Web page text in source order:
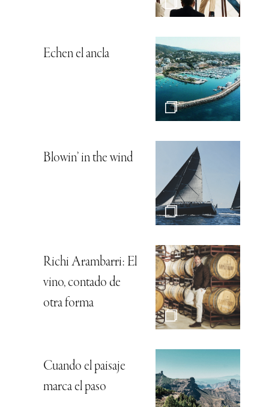
Echen el ancla
Blowin’ in the wind
Richi Arambarri: El
vino, contado de
otra forma
Cuando el paisaje
marca el paso